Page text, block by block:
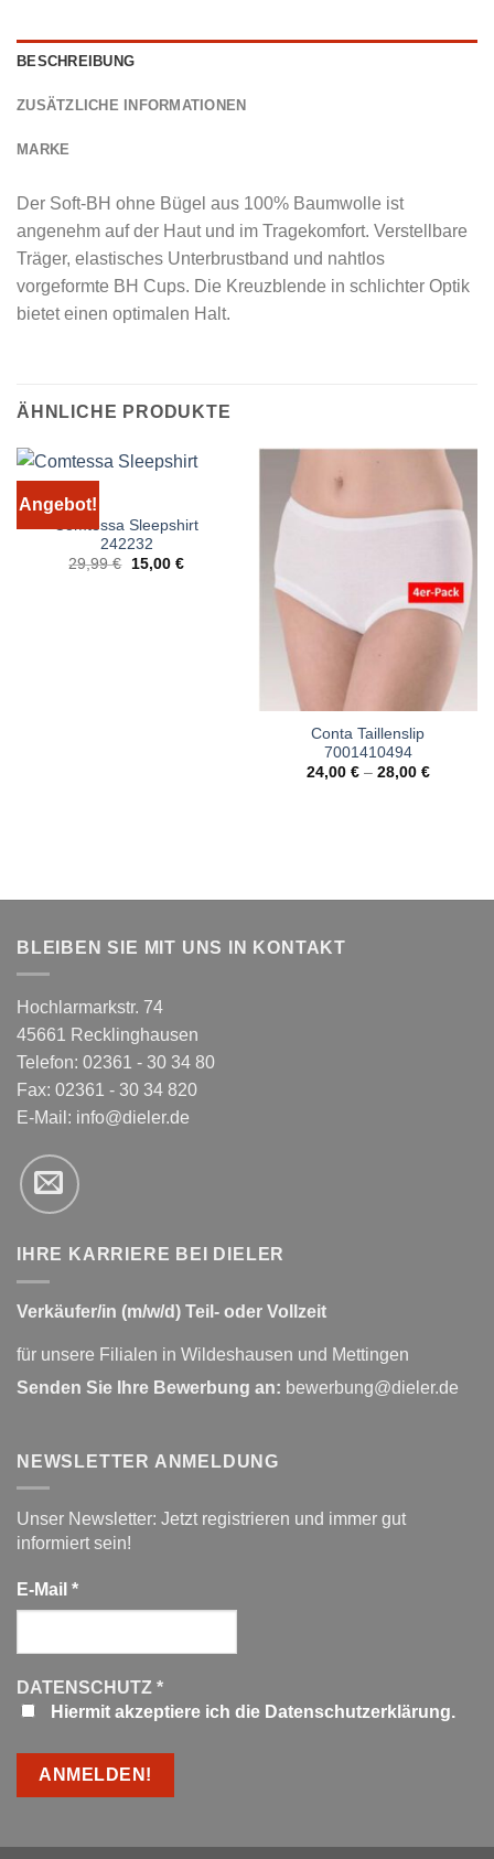
BESCHREIBUNG
ZUSÄTZLICHE INFORMATIONEN
MARKE
Der Soft-BH ohne Bügel aus 100% Baumwolle ist
angenehm auf der Haut und im Tragekomfort. Verstellbare
Träger, elastisches Unterbrustband und nahtlos
vorgeformte BH Cups. Die Kreuzblende in schlichter Optik
bietet einen optimalen Halt.
ÄHNLICHE PRODUKTE
Angebot!
Comtessa Sleepshirt
242232
29,99€
Ursprünglicher
15,00 €Aktueller
Conta Taillenslip
7001410494
24,00 €– 28,00 €
BLEIBEN SIE MIT UNS IN KONTAKT
Hochlarmarkstr. 74
45661 Recklinghausen
Telefon: 02361 - 30 34 80
Fax: 02361 - 30 34 820
E-Mail: info@dieler.de
IHRE KARRIERE BEI DIELER
Verkäufer/in (m/w/d) Teil- oder Vollzeit
für unsere Filialen in Wildeshausen und Mettingen
Senden Sie Ihre Bewerbung an: bewerbung@dieler.de
NEWSLETTER ANMELDUNG
Unser Newsletter: Jetzt registrieren und immer gut
informiert sein!
E-Mail *
DATENSCHUTZ *
Hiermit akzeptiere ich die Datenschutzerklärung.